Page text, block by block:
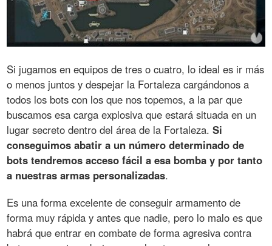
Si jugamos en equipos de tres o cuatro, lo ideal es ir más
o menos juntos y despejar la Fortaleza cargándonos a
todos los bots con los que nos topemos, a la par que
buscamos esa carga explosiva que estará situada en un
lugar secreto dentro del área de la Fortaleza.Si
conseguimos abatir a un número determinado de
bots tendremos acceso fácil a esa bomba y por tanto
a nuestras armas personalizadas.
Es una forma excelente de conseguir armamento de
forma muy rápida y antes que nadie, pero lo malo es que
habrá que entrar en combate de forma agresiva contra